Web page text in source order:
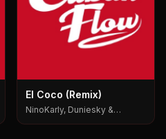
El Coco (Remix)
NinoKarly, Duniesky &